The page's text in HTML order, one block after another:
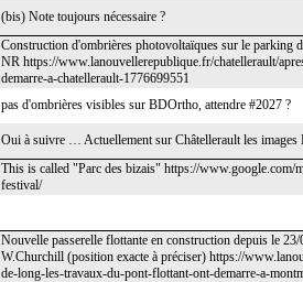
(bis) Note toujours nécessaire ?
Construction d'ombrières photovoltaïques sur le parking
NR https://www.lanouvellerepublique.fr/chatellerault/
demarre-a-chatellerault-1776699551
pas d'ombrières visibles sur BDOrtho, attendre #2027 ?
Oui à suivre … Actuellement sur Châtellerault les images
This is called "Parc des bizais" https://
festival/
Nouvelle passerelle flottante en construction depuis le
W.Churchill (position exacte à préciser) https://
de-long-les-travaux-du-pont-flottant-ont-demarre-a-